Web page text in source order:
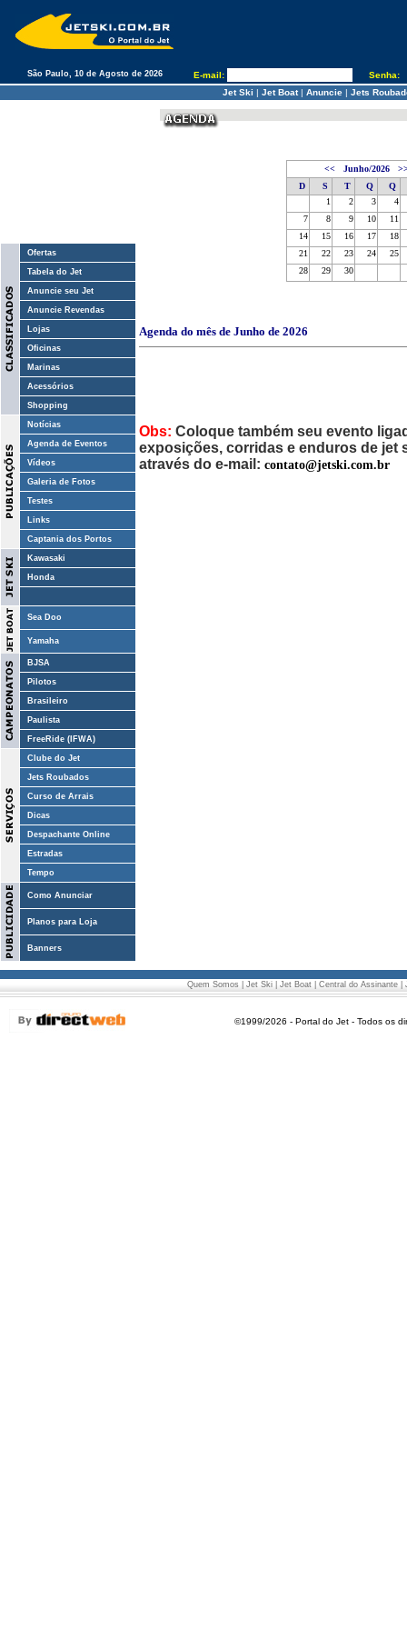
São Paulo, 10 de Agosto de 2026 E-mail:
Senha:
Jet Ski | Jet Boat| Anuncie | Jets
Ofertas
Tabela do Jet
Anuncie seu Jet
Anuncie Revendas
Lojas
Oficinas
Marinas
Acessórios
Shopping
Notícias
Agenda de Eventos
Vídeos
Galeria de Fotos
Testes
Links
Captania dos Portos
Kawasaki
Honda
Sea Doo
Yamaha
BJSA
Pilotos
Brasileiro
Paulista
FreeRide (IFWA)
Clube do Jet
Jets Roubados
Curso de Arrais
Dicas
Despachante Online
Estradas
Tempo
Como Anunciar
Planos para Loja
Banners
<< Junho/2026
D
S T Q
Q
1
2 3
4
7
8 9 10
11
14
15 16 17
18
21
22 23 24
25
28
29 30
Agenda do mês de Junho de 2026
Obs: Coloque também seu evento
exposições, corridas e enduros de jet
através do e-mail: contato@jetski.com.br
Quem Somos Jet Ski| Jet Boat| Central do Assinante|
©1999/2026 - Portal do Jet - Todos os